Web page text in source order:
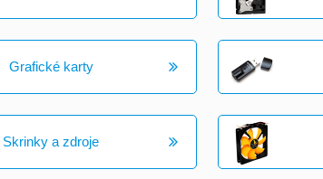
Grafické karty
Skrinky a zdroje